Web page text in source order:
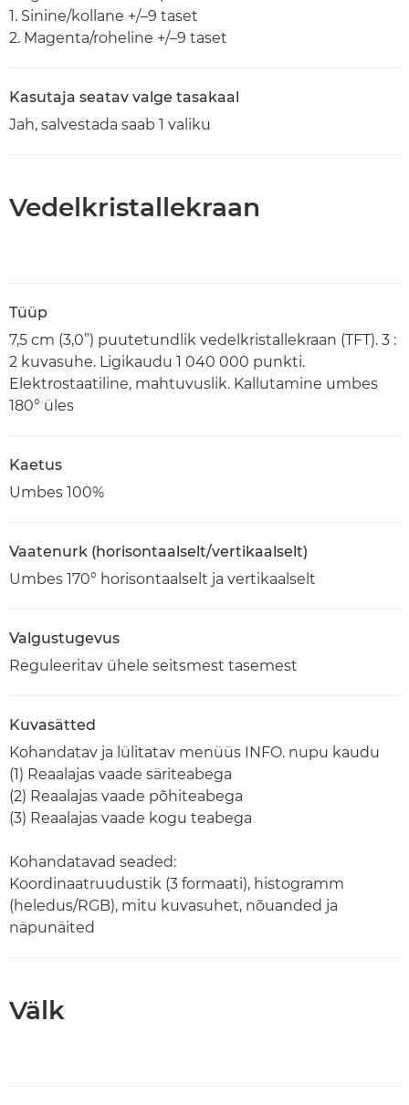
1. Sinine/kollane +/–9 taset
2. Magenta/roheline +/–9 taset
Kasutaja seatav valge tasakaal
Jah, salvestada saab 1 valiku
Vedelkristallekraan
Tüüp
7,5 cm (3,0”) puutetundlik vedelkristallekraan (TFT). 3 :
2 kuvasuhe. Ligikaudu 1 040 000 punkti.
Elektrostaatiline, mahtuvuslik. Kallutamine umbes
180° üles
Kaetus
Umbes 100%
Vaatenurk (horisontaalselt/vertikaalselt)
Umbes 170° horisontaalselt ja vertikaalselt
Valgustugevus
Reguleeritav ühele seitsmest tasemest
Kuvasätted
Kohandatav ja lülitatav menüüs INFO. nupu kaudu
(1) Reaalajas vaade säriteabega
(2) Reaalajas vaade põhiteabega
(3) Reaalajas vaade kogu teabega
Kohandatavad seaded:
Koordinaatruudustik (3 formaati), histogramm
(heledus/RGB), mitu kuvasuhet, nõuanded ja
näpunäited
Välk